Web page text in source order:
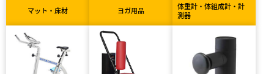
マット・床材 ヨガ用品
体重計・体組成計・計
測器